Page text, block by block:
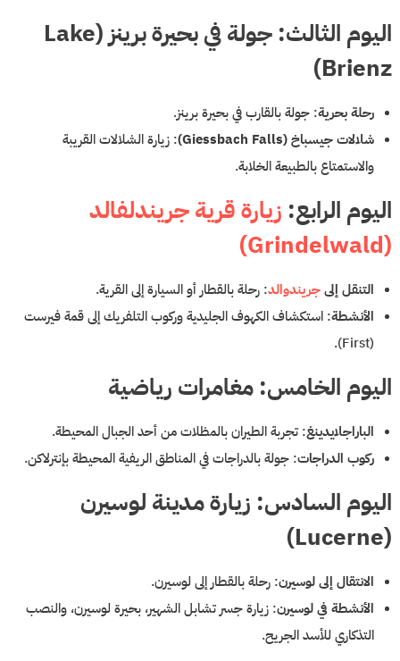
اليوم الثالث: جولة في بحيرة برينز (Lake
Brienz)
رحلة بحرية: جولة بالقارب في بحيرة برينز.
شلالات جيسباخ (Giessbach Falls)
: زيارة الشلالات القريبة
والاستمتاع بالطبيعة الخلابة.
اليوم الرابع: زيارة قرية جريندلفالد
(Grindelwald)
التنقل إلىجريندوالد: رحلة بالقطار أو السيارة إلى القرية.
الأنشطة: استكشاف الكهوف الجليدية وركوب التلفريك إلى قمة فيرست
(First).
اليوم الخامس: مغامرات رياضية
الباراجلايدينغ: تجربة الطيران بالمظلات من أحد الجبال المحيطة.
ركوب الدراجات: جولة بالدراجات في المناطق الريفية المحيطة بإنترلاكن.
اليوم السادس: زيارة مدينة لوسيرن
(Lucerne)
الانتقال إلى لوسيرن: رحلة بالقطار إلى لوسيرن.
الأنشطة في لوسيرن: زيارة جسر تشابل الشهير، بحيرة لوسيرن، والنصب
التذكاري للأسد الجريح.